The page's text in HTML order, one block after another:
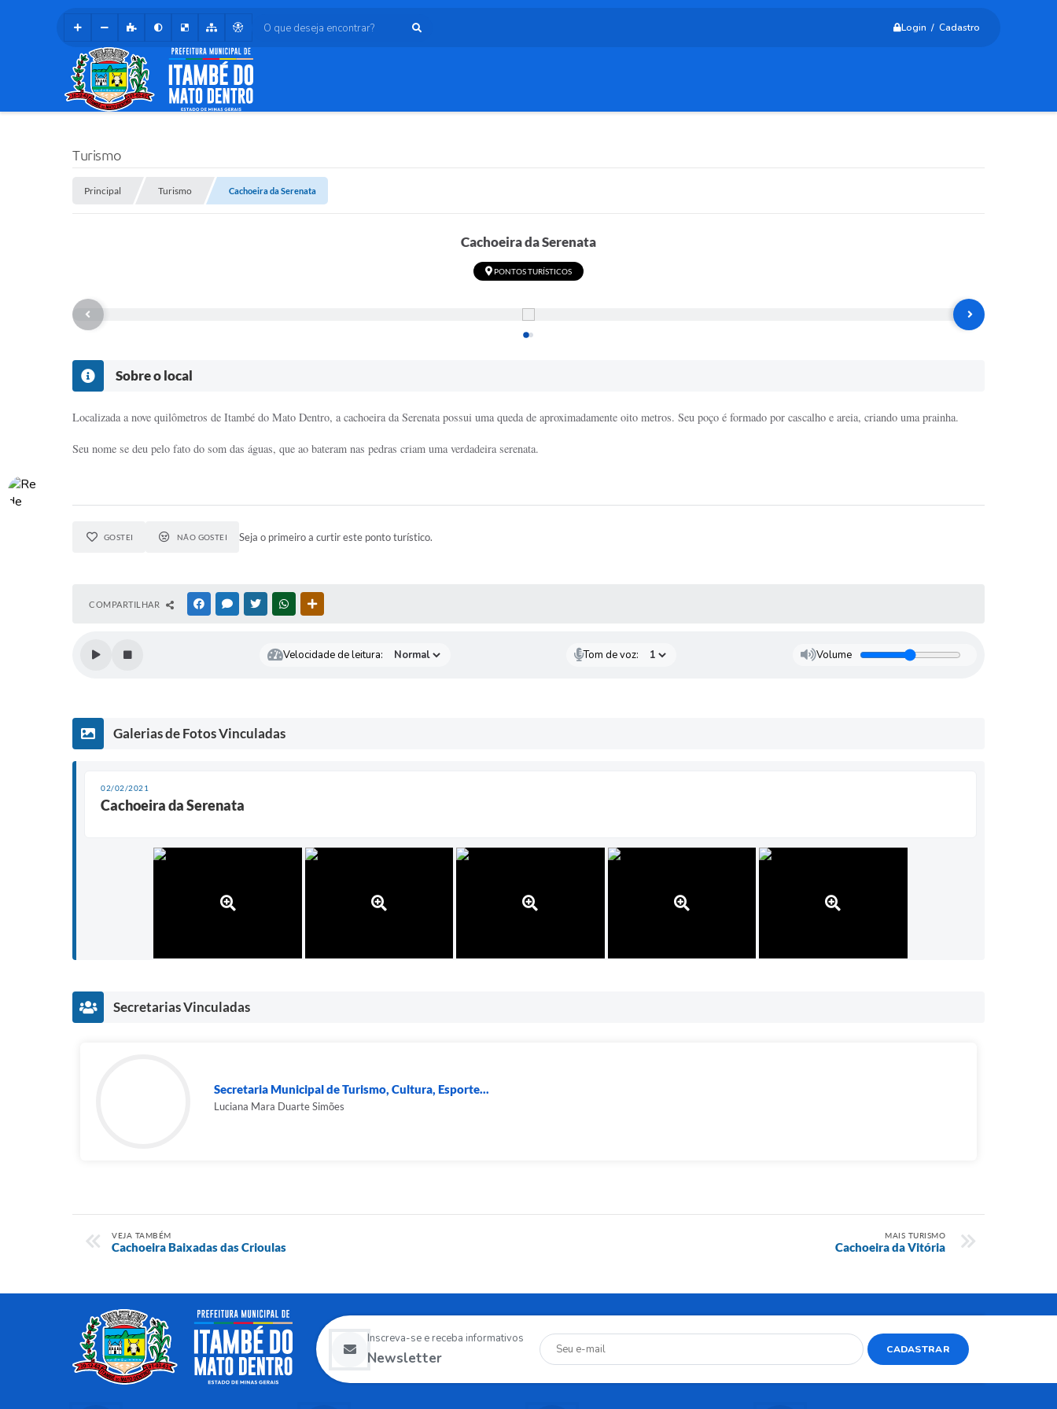
Login / Cadastro
O que deseja encontrar?
Turismo
Principal Turismo Cachoeira da Serenata
Cachoeira da Serenata
PONTOS TURÍSTICOS
Sobre o local
Localizada a nove quilômetros de Itambé do Mato Dentro, a cachoeira da Serenata possui uma queda de aproximadamente oito metros. Seu poço é formado por cascalho e areia, criando uma prainha.
Seu nome se deu pelo fato do som das águas, que ao bateram nas pedras criam uma verdadeira serenata.
GOSTEI NÃO GOSTEI Seja o primeiro a curtir este ponto turístico.
COMPARTILHAR FACEBOOKMESSENGER
TWITTERWHATSAPP
Velocidade de leitura: Tom de voz: Volume
Galerias de Fotos Vinculadas
02/02/2021
Cachoeira da Serenata
Secretarias Vinculadas
Secretaria Municipal de Turismo, Cultura, Esporte...
Luciana Mara Duarte Simões
VEJA TAMBÉM
Cachoeira Baixadas das Crioulas
MAIS TURISMO
Cachoeira da Vitória
Newsletter
Inscreva-se e receba informativos
CADASTRAR